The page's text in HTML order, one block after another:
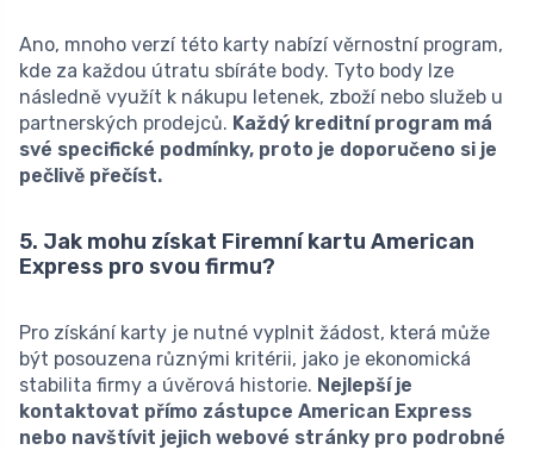
Ano, mnoho verzí této karty nabízí věrnostní program,
kde za každou útratu sbíráte body. Tyto body lze
následně využít k nákupu letenek, zboží nebo služeb u
partnerských prodejců. Každý kreditní program má
své specifické podmínky, proto je doporučeno si je
pečlivě přečíst.
5. Jak mohu získat Firemní kartu American
Express pro svou firmu?
Pro získání karty je nutné vyplnit žádost, která může
být posouzena různými kritérii, jako je ekonomická
stabilita firmy a úvěrová historie. Nejlepší je
kontaktovat přímo zástupce American Express
nebo navštívit jejich webové stránky pro podrobné